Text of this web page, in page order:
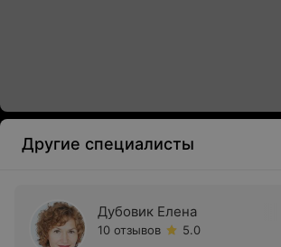
Другие специалисты
Дубовик Елена
10 отзывов 5.0